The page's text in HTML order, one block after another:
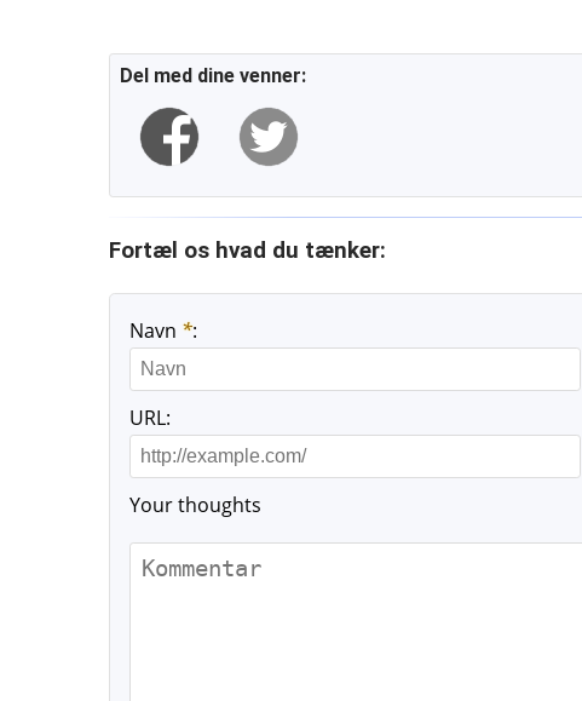
Del med dine venner:
Fortæl os hvad du tænker:
Navn *:
URL:
Your thoughts